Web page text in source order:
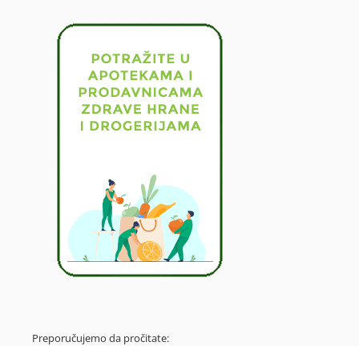
Preporučujemo da pročitate: